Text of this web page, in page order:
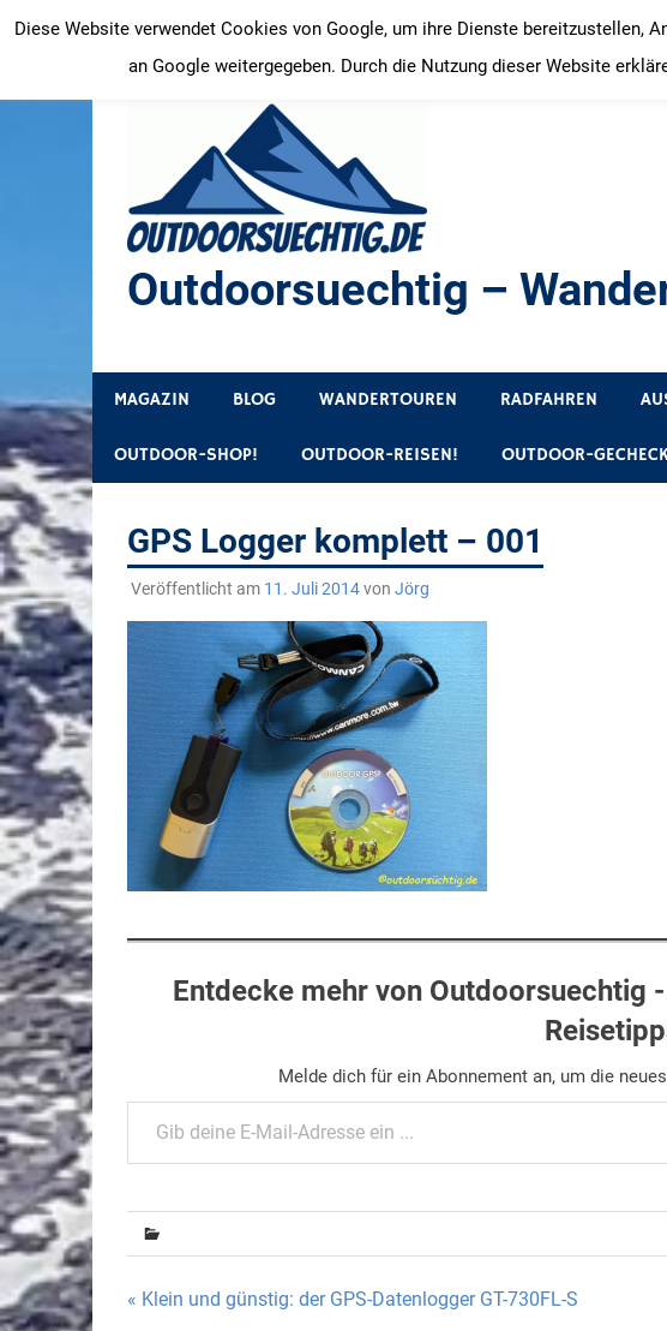
Inhalt
springen
Outdoorsuechtig –
MAGAZIN BLOG WANDERTOUREN RADFAHREN
OUTDOOR-SHOP! OUTDOOR-REISEN! OUTDOOR-
GPS Logger komplett – 001
Veröffentlicht am 11. Juli 2014von Jörg
Entdecke mehr von Outdoorsuechtig
Melde dich für ein Abonnement an, um die
Gib deine E-Mail-Adresse ein ...
Beitragsnavigation
« Klein und günstig: der GPS-Datenlogger GT-730FL-S
Diese Website verwendet Cookies von Google, um ihre Dienste bereitzustellen,
an Google weitergegeben. Durch die Nutzung dieser Website